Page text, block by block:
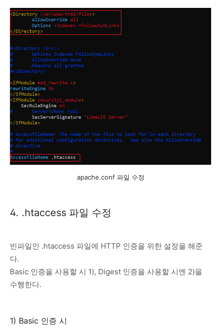
apache.conf 파일 수정
4. .htaccess 파일 수정
빈파일인 .htaccess 파일에 HTTP 인증을 위한 설정을 해준
다.
Basic 인증을 사용할 시 1), Digest 인증을 사용할 시엔 2)을
수행한다.
1) Basic 인증 시